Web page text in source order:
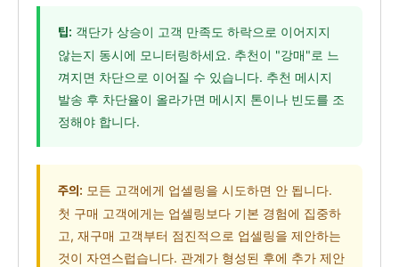
팁: 객단가 상승이 고객 만족도 하락으로 이어지지
않는지 동시에 모니터링하세요. 추천이 "강매"로 느
껴지면 차단으로 이어질 수 있습니다. 추천 메시지
발송 후 차단율이 올라가면 메시지 톤이나 빈도를 조
정해야 합니다.
주의: 모든 고객에게 업셀링을 시도하면 안 됩니다.
첫 구매 고객에게는 업셀링보다 기본 경험에 집중하
고, 재구매 고객부터 점진적으로 업셀링을 제안하는
것이 자연스럽습니다. 관계가 형성된 후에 추가 제안